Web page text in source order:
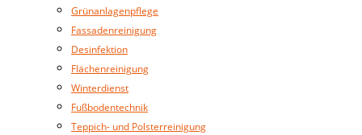
Grünanlagenpflege
Fassadenreinigung
Desinfektion
Flächenreinigung
Winterdienst
Fußbodentechnik
Teppich- und Polsterreinigung